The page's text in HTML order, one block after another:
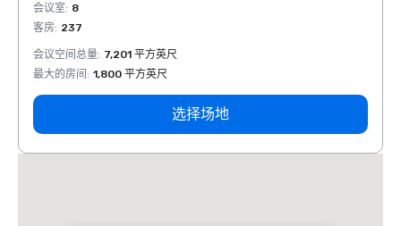
会议室: 8
客房: 237
会议空间总量: 7,201 平方英尺
最大的房间 : 1,800 平方英尺
选择场地